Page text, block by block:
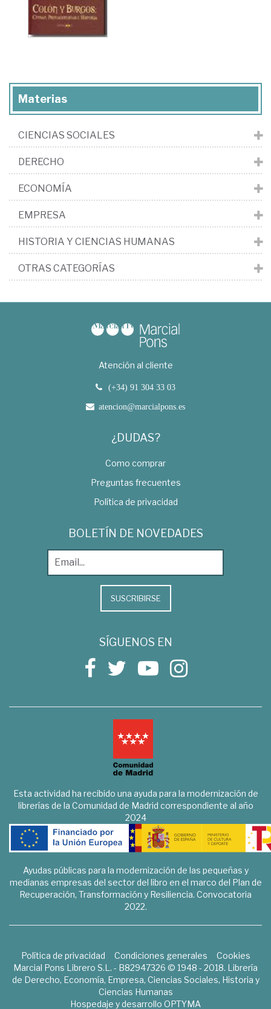
Materias
CIENCIAS SOCIALES
DERECHO
ECONOMÍA
EMPRESA
HISTORIA Y CIENCIAS HUMANAS
OTRAS CATEGORÍAS
Atención al cliente
(+34) 91 304 33 03
atencion@marcialpons.es
¿DUDAS?
Como comprar
Preguntas frecuentes
Política de privacidad
BOLETÍN DE NOVEDADES
SUSCRIBIRSE
SÍGUENOS EN
Esta actividad ha recibido una ayuda para la modernización de
librerías de la Comunidad de Madrid correspondiente al año
2024
Ayudas públicas para la modernización de las pequeñas y
medianas empresas del sector del libro en el marco del Plan de
Recuperación, Transformación y Resiliencia. Convocatoria
2022.
Política de privacidad Condiciones generales
Cookies
Marcial Pons Librero S.L. - B82947326 © 1948 - 2018. Librería
de Derecho, Economía, Empresa, Ciencias Sociales, Historia y
Ciencias Humanas
Hospedaje y desarrollo OPTYMA